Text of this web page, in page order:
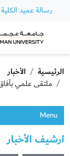
رسالة عميد الكلية
الرئيسية
الأخبار
ملتقى علمي
Menu
ارشيف الأخبار